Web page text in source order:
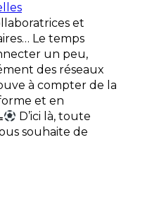
et
Le temps
un peu,
des réseaux
à compter de la
et en
D’ici là, toute
souhaite de